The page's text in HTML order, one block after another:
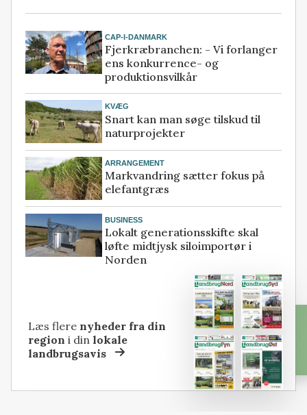
CAP-I-DANMARK
Fjerkræbranchen: - Vi forlanger
ens konkurrence- og
produktionsvilkår
KVÆG
Snart kan man søge tilskud til
naturprojekter
ARRANGEMENT
Markvandring sætter fokus på
elefantgræs
BUSINESS
Lokalt generationsskifte skal
løfte midtjysk siloimportør i
Norden
Læs flere nyheder fra din
region i dinlokale
landbrugsavis